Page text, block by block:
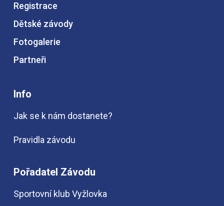
Registrace
Dětské závody
Fotogalerie
Partneři
Info
Jak se k nám dostanete?
Pravidla závodu
Pořadatel Závodu
Sportovní klub Vyžlovka